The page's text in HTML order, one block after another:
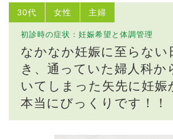
30代 女性 主婦
初診時の症状：妊娠希望と体調管理
なかなか妊娠に至らない
き、通っていた婦人科か
いてしまった矢先に妊娠
本当にびっくりです！！